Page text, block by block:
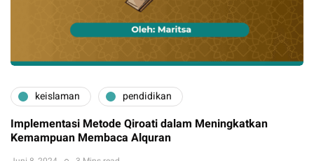
keislaman pendidikan
Implementasi Metode Qiroati dalam Meningkatkan
Kemampuan Membaca Alquran